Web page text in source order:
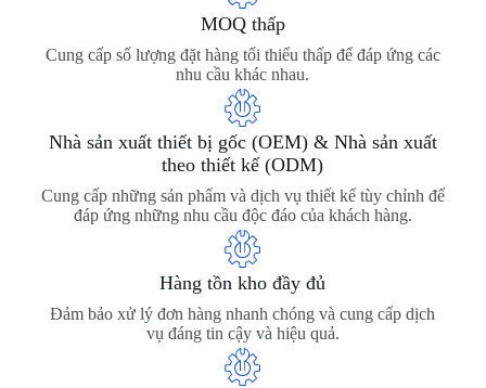
MOQ thấp
Cung cấp số lượng đặt hàng tối thiểu thấp để đáp ứng các
nhu cầu khác nhau.
Nhà sản xuất thiết bị gốc (OEM) & Nhà sản xuất
theo thiết kế (ODM)
Cung cấp những sản phẩm và dịch vụ thiết kế tùy chỉnh để
đáp ứng những nhu cầu độc đáo của khách hàng.
Hàng tồn kho đầy đủ
Đảm bảo xử lý đơn hàng nhanh chóng và cung cấp dịch
vụ đáng tin cậy và hiệu quả.